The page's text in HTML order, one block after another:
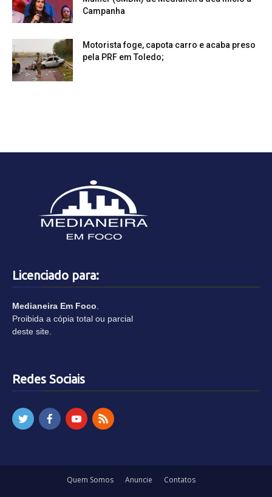
Campanha
Motorista foge, capota carro e acaba preso
pela PRF em Toledo;
Licenciado para:
Medianeira Em Foco
Proibida a cópia total ou parcial
deste site.
Redes Sociais
Quem Somos Anuncie Contatos